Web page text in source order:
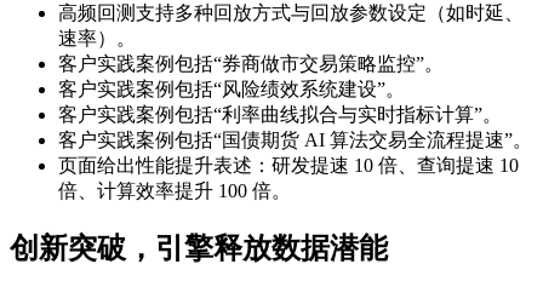
高频回测支持多种回放方式与回放参数设定（如时延、
速率）。
客户实践案例包括“券商做市交易策略监控”。
客户实践案例包括“风险绩效系统建设”。
客户实践案例包括“利率曲线拟合与实时指标计算”。
客户实践案例包括“国债期货 AI 算法交易全流程提速”。
页面给出性能提升表述：研发提速 10 倍、查询提速 10
倍、计算效率提升 100 倍。
创新突破，引擎释放数据潜能